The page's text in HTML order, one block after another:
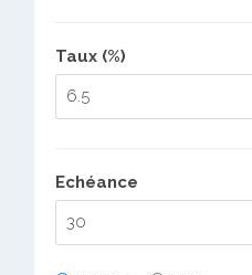
Taux (%)
Echéance